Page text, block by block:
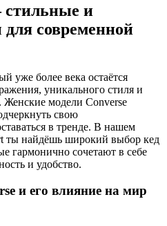
стильные и
современной
уже более века остаётся
уникального стиля и
Женские модели Converse
свою
в тренде. В нашем
ты найдёшь широкий выбор кед
гармонично сочетают в себе
и удобство.
и его влияние на мир